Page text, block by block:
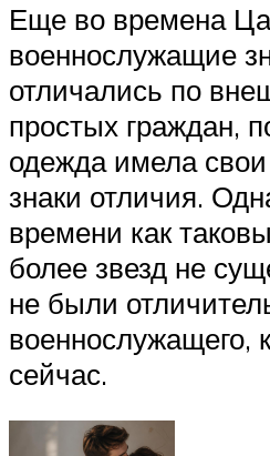
Еще во времена
военнослужащие
отличались по
простых граждан,
одежда имела
знаки отличия.
времени как
более звезд не
не были
военнослужащего,
сейчас.